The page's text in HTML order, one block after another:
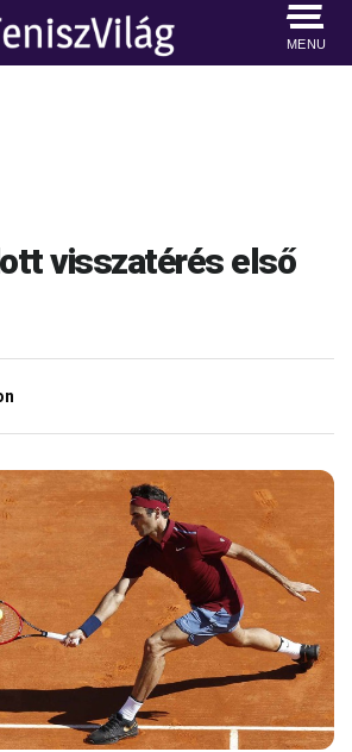
MENU
visszatérés első